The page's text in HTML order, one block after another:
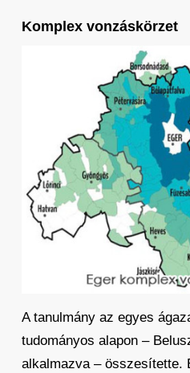
Komplex vonzáskörzet
A tanulmány az egyes
tudományos alapon –
alkalmazva – összesítette.